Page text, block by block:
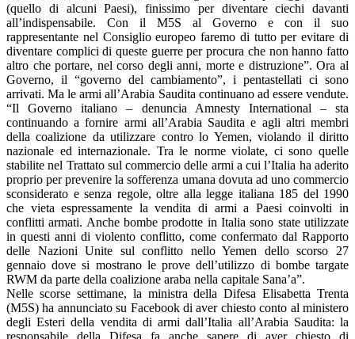
(quello di alcuni Paesi), finissimo per diventare ciechi davanti
all’indispensabile. Con il M5S al Governo e con il suo
rappresentante nel Consiglio europeo faremo di tutto per evitare di
diventare complici di queste guerre per procura che non hanno fatto
altro che portare, nel corso degli anni, morte e distruzione”. Ora al
Governo, il “governo del cambiamento”, i pentastellati ci sono
arrivati. Ma le armi all’Arabia Saudita continuano ad essere vendute.
“Il Governo italiano – denuncia Amnesty International – sta
continuando a fornire armi all’Arabia Saudita e agli altri membri
della coalizione da utilizzare contro lo Yemen, violando il diritto
nazionale ed internazionale. Tra le norme violate, ci sono quelle
stabilite nel Trattato sul commercio delle armi a cui l’Italia ha aderito
proprio per prevenire la sofferenza umana dovuta ad uno commercio
sconsiderato e senza regole, oltre alla legge italiana 185 del 1990
che vieta espressamente la vendita di armi a Paesi coinvolti in
conflitti armati. Anche bombe prodotte in Italia sono state utilizzate
in questi anni di violento conflitto, come confermato dal Rapporto
delle Nazioni Unite sul conflitto nello Yemen dello scorso 27
gennaio dove si mostrano le prove dell’utilizzo di bombe targate
RWM da parte della coalizione araba nella capitale Sana’a”.
Nelle scorse settimane, la ministra della Difesa Elisabetta Trenta
(M5S) ha annunciato su Facebook di aver chiesto conto al ministero
degli Esteri della vendita di armi dall’Italia all’Arabia Saudita: la